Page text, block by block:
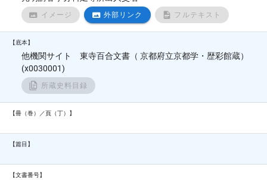
イメージ 外部リンク フルテキスト
【底本】
他機関サイト 東寺百合文書（ 京都府立京都学・歴彩館蔵）
(x0030001)
所蔵史料目録
【冊（巻）／頁（丁）】
【篇目】
【文書番号】